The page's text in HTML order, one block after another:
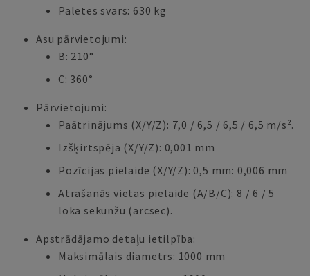
Paletes svars: 630 kg
Asu pārvietojumi:
B: 210°
C: 360°
Pārvietojumi:
Paātrinājums (X/Y/Z): 7,0 / 6,5 / 6,5 / 6,5 m/s².
Izšķirtspēja (X/Y/Z): 0,001 mm
Pozīcijas pielaide (X/Y/Z): 0,5 mm: 0,006 mm
Atrašanās vietas pielaide (A/B/C): 8 / 6 / 5
loka sekunžu (arcsec).
Apstrādājamo detaļu ietilpība:
Maksimālais diametrs: 1000 mm